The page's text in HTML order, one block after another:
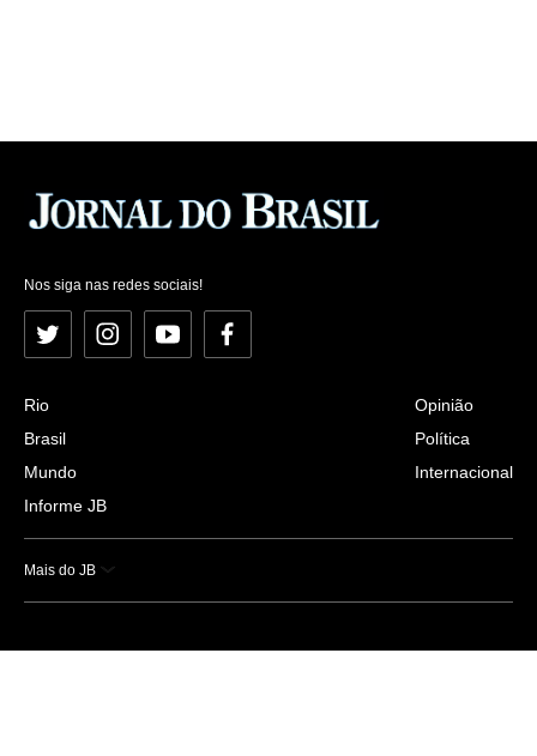
Nos siga nas redes sociais!
Twitter InstagramYouTubeFacebook
Rio
Brasil
Mundo
Informe JB
Opinião
Política
Internacional
Mais do JB
Esportes